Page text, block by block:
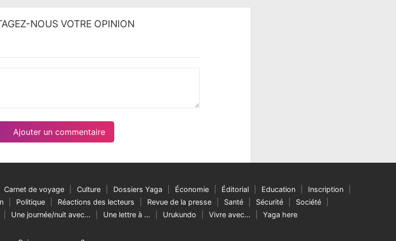
NOUS VOTRE OPINION
Carnet de voyage Culture Dossiers Yaga Économie Éditorial Education
Inscription
Politique Réactions des lecteurs Revue de la presse Santé Sécurité
Société
Une journée/nuit avec… Une lettre à … Urukundo Vivre avec… Yaga here